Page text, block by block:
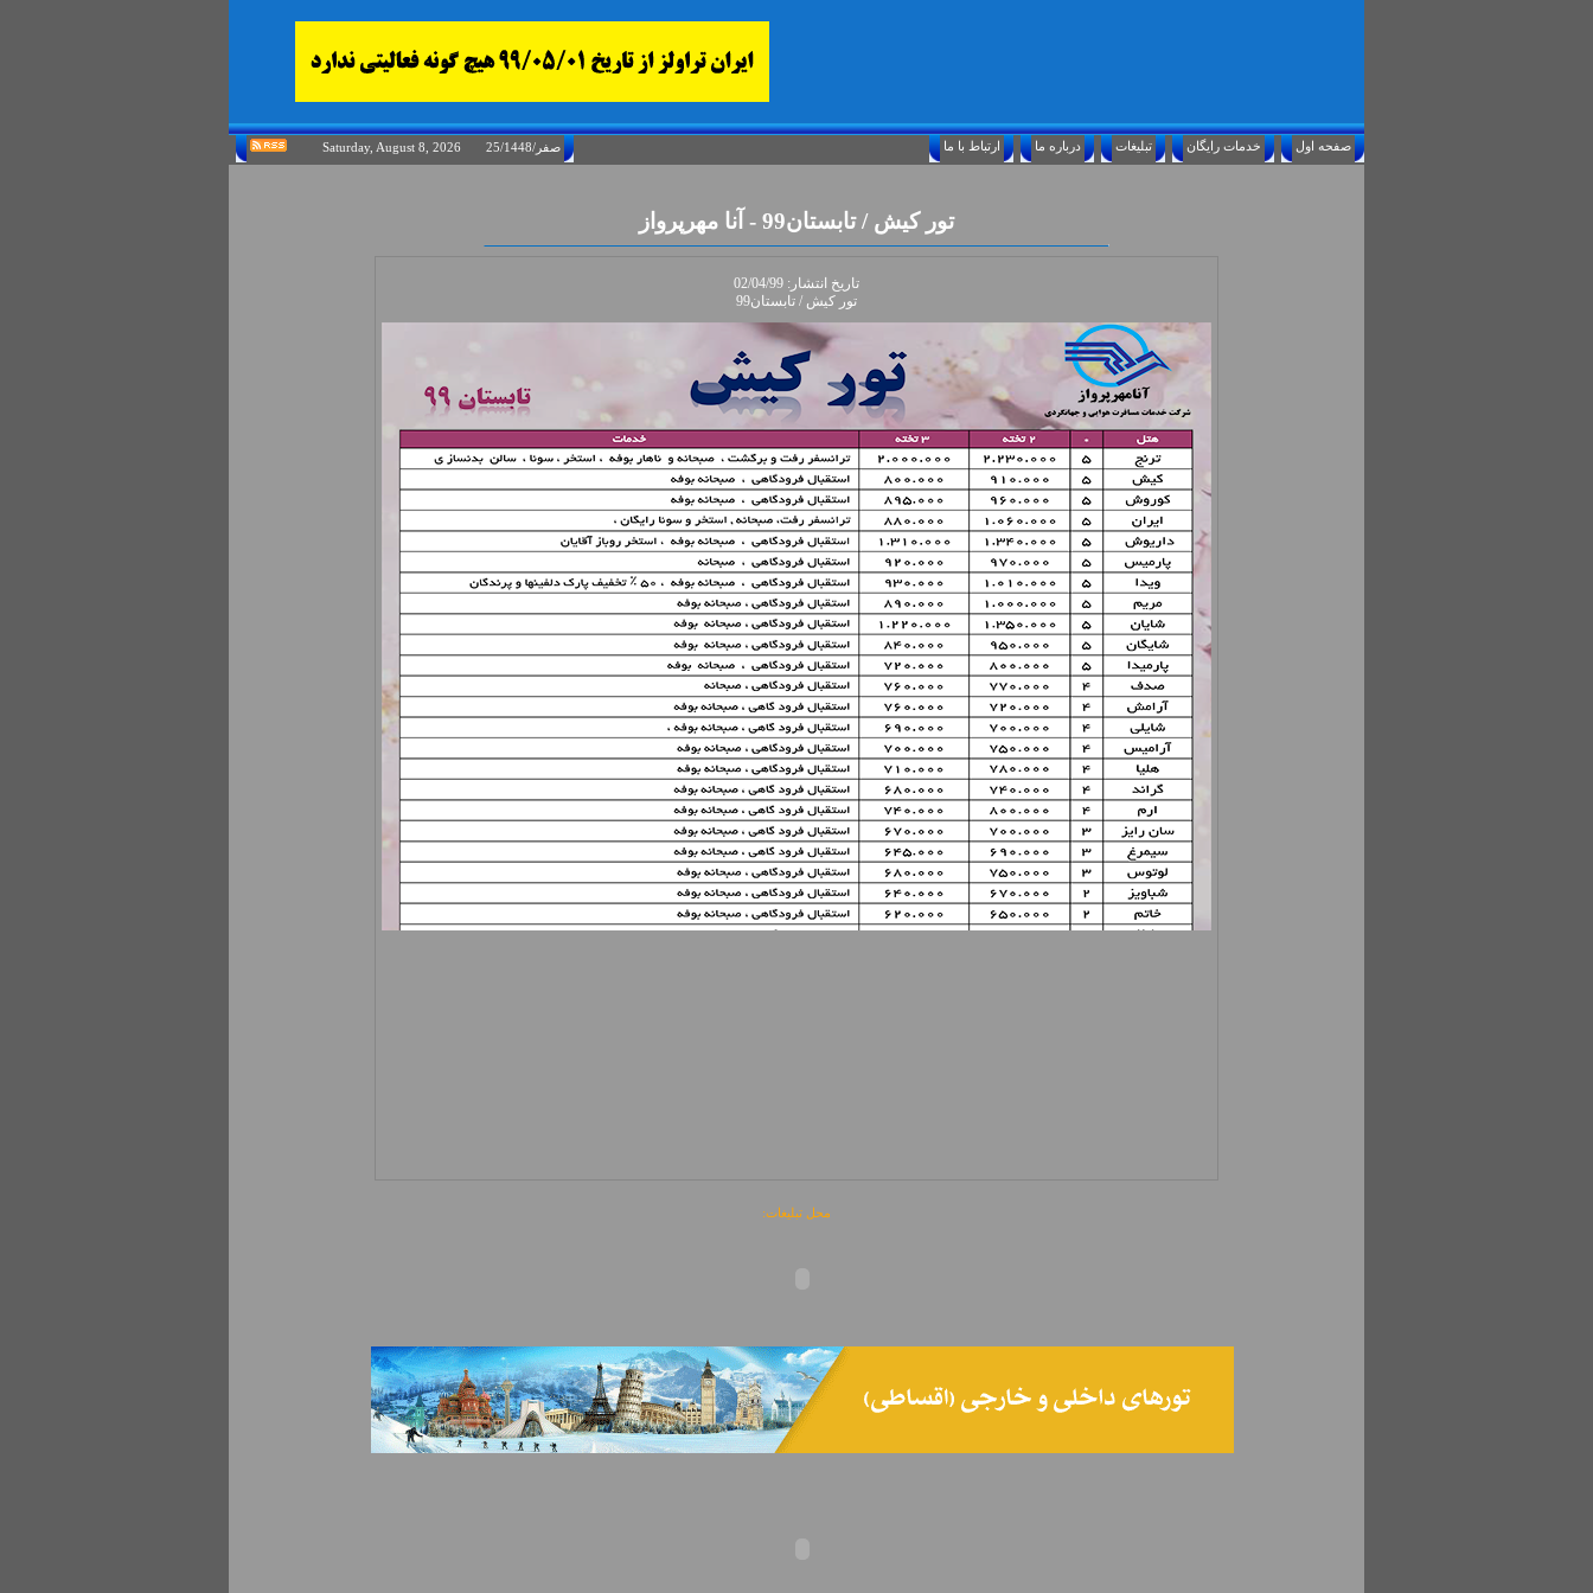
تور کيش / تابستان99 - آنا مهرپرواز
تاريخ انتشار: 02/04/99
تور کيش / تابستان99
محل تبلیغات: